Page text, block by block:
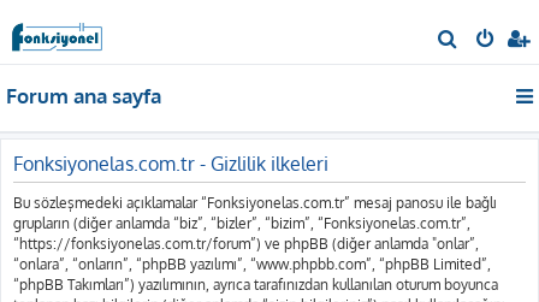
r
Forum ana sayfa
Fonksiyonelas.com.tr - Gizlilik ilkeleri
Bu sözleşmedeki açıklamalar “Fonksiyonelas.com.tr” mesaj panosu ile bağlı
grupların (diğer anlamda “biz”, “bizler”, “bizim”, “Fonksiyonelas.com.tr”,
“https://fonksiyonelas.com.tr/forum”) ve phpBB (diğer anlamda "onlar”,
“onlara”, “onların”, “phpBB yazılımı”, “www.phpbb.com”, “phpBB Limited”,
“phpBB Takımları”) yazılımının, ayrıca tarafınızdan kullanılan oturum boyunca